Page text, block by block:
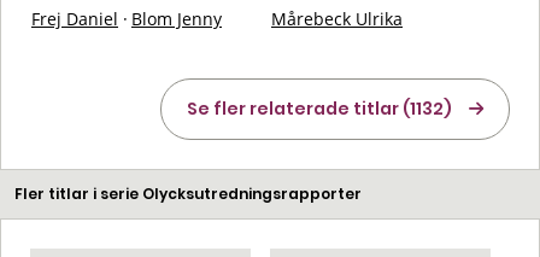
Frej Daniel · Blom Jenny Mårebeck Ulrika
Se fler relaterade titlar (1132)
Fler titlar i serie Olycksutredningsrapporter